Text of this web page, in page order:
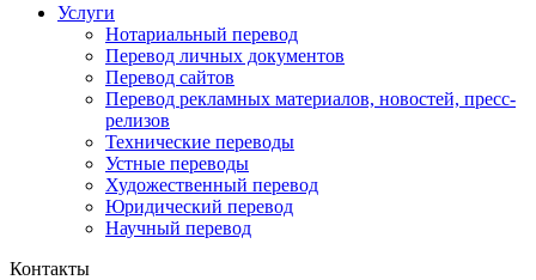
Услуги
Нотариальный перевод
Перевод личных документов
Перевод сайтов
Перевод рекламных материалов, новостей, пресс-
релизов
Технические переводы
Устные переводы
Художественный перевод
Юридический перевод
Научный перевод
Контакты